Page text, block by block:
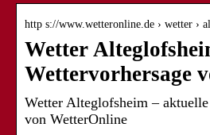
http s://www.wetteronline.de › wetter ›
Wetter
Wettervorhersage
Wetter Alteglofsheim –
von WetterOnline